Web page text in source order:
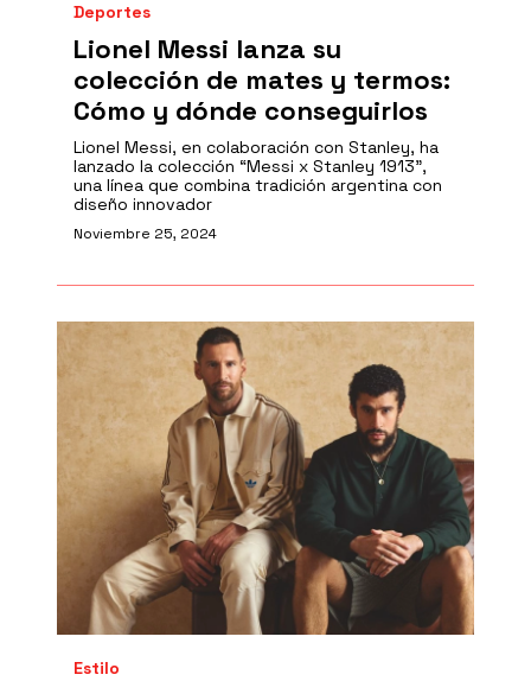
Deportes
Lionel Messi lanza su
colección de mates y termos:
Cómo y dónde conseguirlos
Lionel Messi, en colaboración con Stanley, ha
lanzado la colección “Messi x Stanley 1913",
una línea que combina tradición argentina con
diseño innovador
Noviembre 25, 2024
Estilo